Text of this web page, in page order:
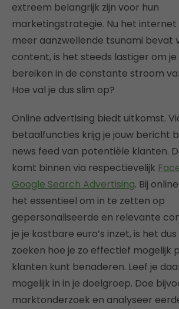
extreem belangrijk zijn voor hun
marketingstrategie. Nu het internet
meer aanzwellende tsunami bevat
content, is het steeds lastiger om
bereiken in de constante stroom
Hoe val je dus slim op?
Online advertising biedt uitkomst.
betaalfuncties krijg je jouw bericht
news feed van potentiële klanten.
komt binnen via respectievelijk
Google Search Advertising. Bij
het essentieel om in te zetten op
gepersonaliseerde en relevante
je je kostbare euro’s inzet, is het
zoeken hoe je zo effectief mogelijk
klanten kunt benaderen. Leef je
mogelijk in in je doelgroep. Doe
marktonderzoek en analyseer